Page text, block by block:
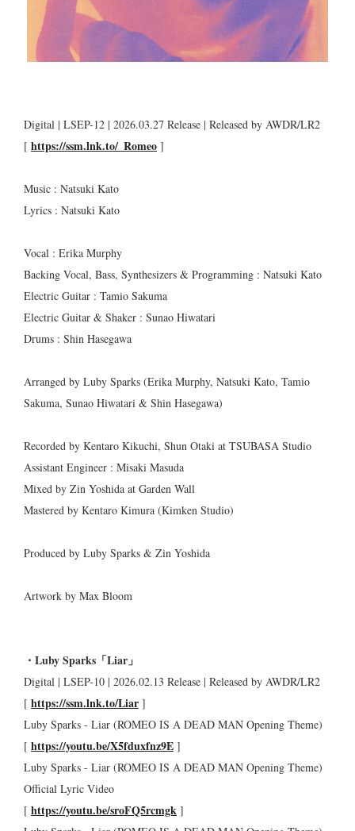
Digital | LSEP-12 | 2026.03.27 Release | Released by AWDR/LR2
[ https://ssm.lnk.to/_Romeo ]
Music : Natsuki Kato
Lyrics : Natsuki Kato
Vocal : Erika Murphy
Backing Vocal, Bass, Synthesizers & Programming : Natsuki Kato
Electric Guitar : Tamio Sakuma
Electric Guitar & Shaker : Sunao Hiwatari
Drums : Shin Hasegawa
Arranged by Luby Sparks (Erika Murphy, Natsuki Kato, Tamio
Sakuma, Sunao Hiwatari & Shin Hasegawa)
Recorded by Kentaro Kikuchi, Shun Otaki at TSUBASA Studio
Assistant Engineer : Misaki Masuda
Mixed by Zin Yoshida at Garden Wall
Mastered by Kentaro Kimura (Kimken Studio)
Produced by Luby Sparks & Zin Yoshida
Artwork by Max Bloom
・Luby Sparks「Liar」
Digital | LSEP-10 | 2026.02.13 Release | Released by AWDR/LR2
[ https://ssm.lnk.to/Liar ]
Luby Sparks - Liar (ROMEO IS A DEAD MAN Opening Theme)
[ https://youtu.be/X5fduxfnz9E ]
Luby Sparks - Liar (ROMEO IS A DEAD MAN Opening Theme)
Official Lyric Video
[ https://youtu.be/sroFQ5rcmgk ]